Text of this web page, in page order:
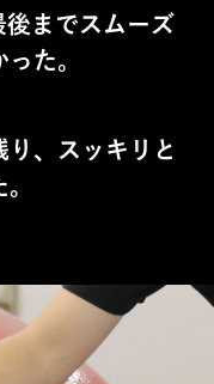
後までスムーズ
た。
、スッキリと